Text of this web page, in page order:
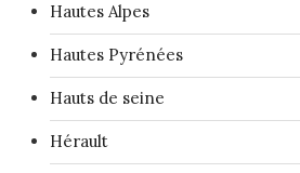
Hautes Alpes
Hautes Pyrénées
Hauts de seine
Hérault